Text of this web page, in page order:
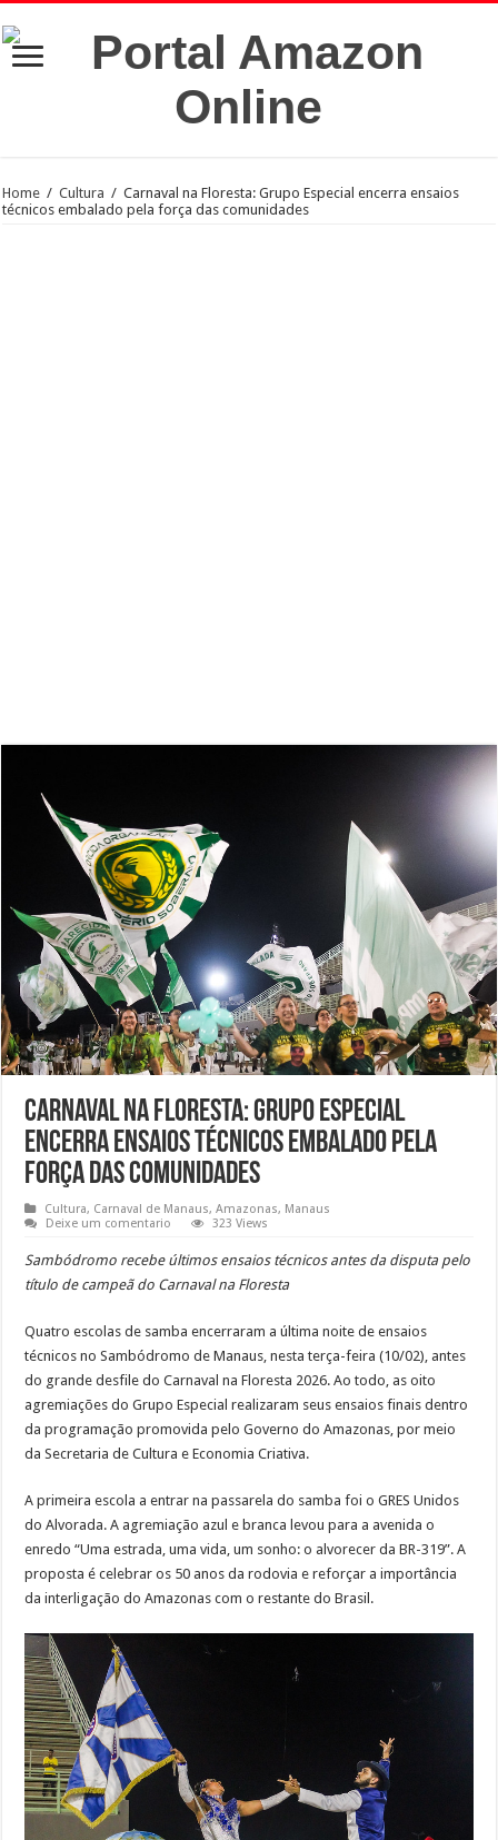
Home / Cultura / Carnaval na Floresta: Grupo Especial encerra ensaios
técnicos embalado pela força das comunidades
Carnaval na Floresta: Grupo Especial
encerra ensaios técnicos embalado pela
força das comunidades
Cultura, Carnaval de Manaus,Amazonas, Manaus
Deixe um comentario
323 Views
Sambódromo recebe últimos ensaios técnicos antes da disputa pelo
título de campeã do Carnaval na Floresta
Quatro escolas de samba encerraram a última noite de ensaios
técnicos no Sambódromo de Manaus, nesta terça-feira (10/02), antes
do grande desfile do Carnaval na Floresta 2026. Ao todo, as oito
agremiações do Grupo Especial realizaram seus ensaios finais dentro
da programação promovida pelo Governo do Amazonas, por meio
da Secretaria de Cultura e Economia Criativa.
A primeira escola a entrar na passarela do samba foi o GRES Unidos
do Alvorada. A agremiação azul e branca levou para a avenida o
enredo “Uma estrada, uma vida, um sonho: o alvorecer da BR-319”. A
proposta é celebrar os 50 anos da rodovia e reforçar a importância
da interligação do Amazonas com o restante do Brasil.